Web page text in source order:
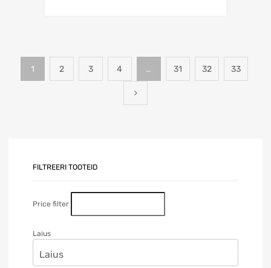
1 2 3 4 … 31 32 33
FILTREERI TOOTEID
Price filter
Laius